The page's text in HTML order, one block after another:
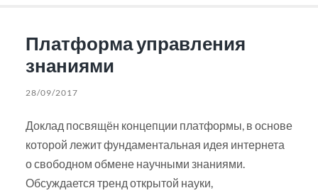
Платформа управления
знаниями
28/09/2017
Доклад посвящён концепции платформы, в основе
которой лежит фундаментальная идея интернета
о свободном обмене научными знаниями.
Обсуждается тренд открытой науки,